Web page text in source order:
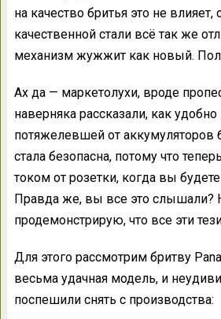
на качество бритья это не
качественной стали всё так же
механизм жужжит как новый.
Ах да — маркетолухи, вроде
наверняка рассказали, как
потяжелевшей от аккумуляторов
стала безопасна, потому что
током от розетки, когда вы
Правда же, вы все это слышали?
продемонстрирую, что все эти
Для этого рассмотрим бритву
весьма удачная модель, и
поспешили снять с производства: